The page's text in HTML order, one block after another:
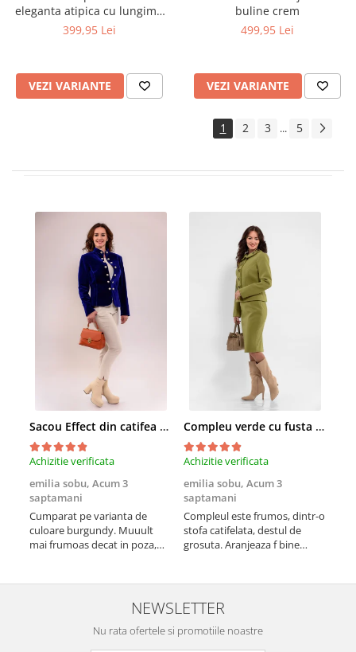
eleganta atipica cu lungime
personalizabila
399,95 Lei
VEZI VARIANTE
buline crem
499,95 Lei
VEZI VARIANTE
1 2 3 ... 5
Sacou Effect din catifea neelastica albastru royal
Achizitie verificata
emilia sobu, Acum 3
saptamani
Cumparat pe varianta de
culoare burgundy. Muuult
mai frumoas decat in poza,
Compleu verde cu fusta conica si broderie
Achizitie verificata
emilia sobu, Acum 3
saptamani
Compleul este frumos, dintr-o
stofa catifelata, destul de
grosuta. Aranjeaza f bine
culoare)
NEWSLETTER
Nu rata ofertele si promotiile noastre